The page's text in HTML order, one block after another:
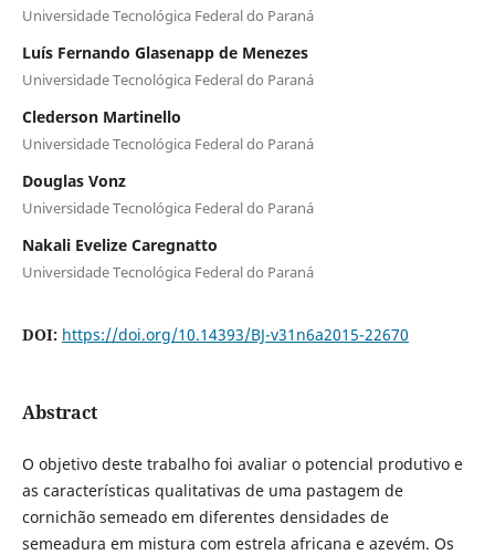
Universidade Tecnológica Federal do Paraná
Luís Fernando Glasenapp de Menezes
Universidade Tecnológica Federal do Paraná
Clederson Martinello
Universidade Tecnológica Federal do Paraná
Douglas Vonz
Universidade Tecnológica Federal do Paraná
Nakali Evelize Caregnatto
Universidade Tecnológica Federal do Paraná
DOI: https://doi.org/10.14393/BJ-v31n6a2015-22670
Abstract
O objetivo deste trabalho foi avaliar o potencial produtivo e
as características qualitativas de uma pastagem de
cornichão semeado em diferentes densidades de
semeadura em mistura com estrela africana e azevém. Os